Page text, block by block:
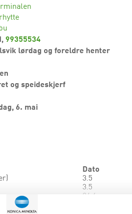
99355534
lørdag og foreldre henter
og speideskjerf
6. mai
Dato
3.5
3.5
24.4